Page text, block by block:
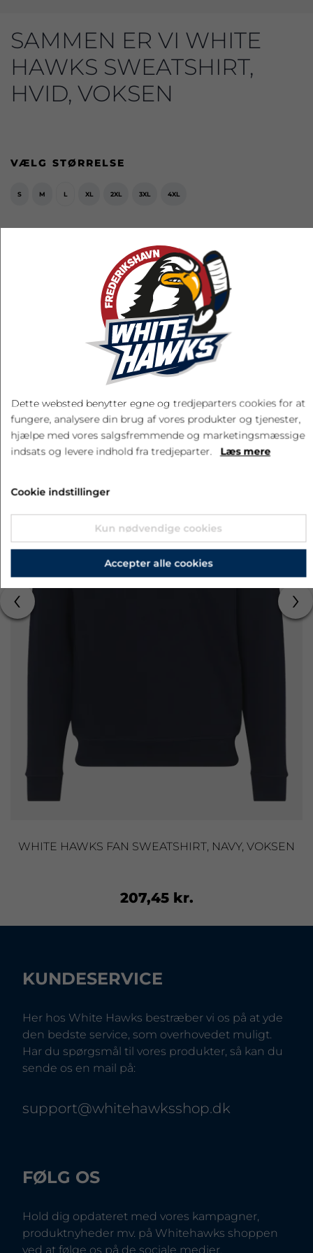
SAMMEN ER VI WHITE
HAWKS SWEATSHIRT,
HVID, VOKSEN
VÆLG STØRRELSE
S M L XL 2XL 3XL 4XL
349,00 kr.
LÆG I KURV
RELATEREDE PRODUKTER
WHITE HAWKS FAN SWEATSHIRT, NAVY, VOKSEN
207,45 kr.
‹ ›
KUNDESERVICE
Her hos White Hawks bestræber vi os på at yde
den bedste service, som overhovedet muligt.
Har du spørgsmål til vores produkter, så kan du
sende os en mail på:
support@whitehawksshop.dk
FØLG OS
Hold dig opdateret med vores kampagner,
produktnyheder mv. på Whitehawks shoppen
ved at følge os på de sociale medier.
Dette websted benytter egne og tredjeparters cookies for at
fungere, analysere din brug af vores produkter og tjenester,
hjælpe med vores salgsfremmende og marketingsmæssige
indsats og levere indhold fra tredjeparter. Læs mere
Cookie indstillinger
Kun nødvendige cookies
Accepter alle cookies